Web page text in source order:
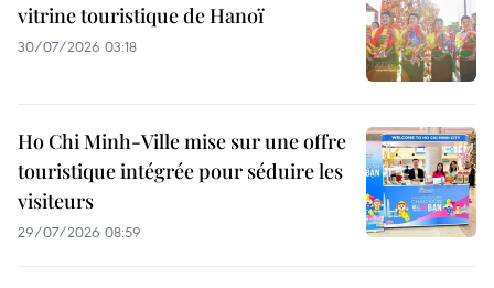
vitrine touristique de Hanoï
30/07/2026 03:18
Ho Chi Minh-Ville mise sur une offre
touristique intégrée pour séduire les
visiteurs
29/07/2026 08:59